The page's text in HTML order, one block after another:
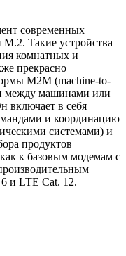
современных
Такие устройства
комнатных и
прекрасно
M2M (machine-to-
между машинами или
включает в себя
и координацию
системами) и
продуктов
к базовым модемам с
и LTE Cat. 12.